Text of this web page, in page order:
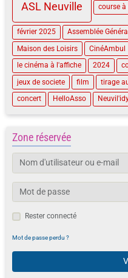
ASL Neuville course à
février 2025 Assemblée
Maison des Loisirs
CinéAmbul
le cinéma à l'affiche
2024
jeux de societe
film tirage
concert
HelloAsso
Zone réservée
Rester connecté
Mot de passe perdu ?